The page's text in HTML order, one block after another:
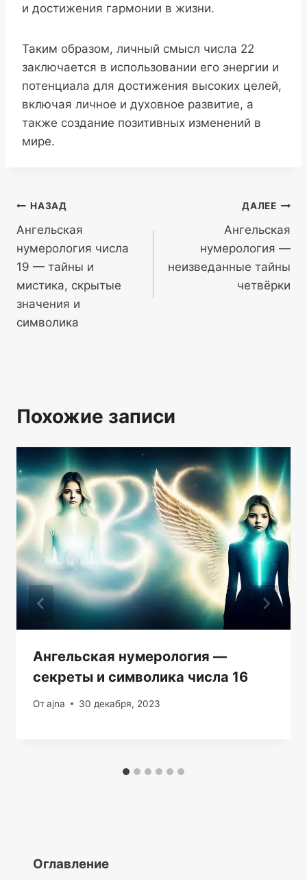
и достижения гармонии в жизни.
Таким образом, личный смысл числа 22
заключается в использовании его энергии и
потенциала для достижения высоких целей,
включая личное и духовное развитие, а
также создание позитивных изменений в
мире.
Навигация
по
записям
НАЗАД
Ангельская
нумерология числа
19 — тайны и
мистика, скрытые
значения и
символика
ДАЛЕЕ
Ангельская
нумерология —
неизведанные тайны
четвёрки
Похожие записи
Ангельская нумерология —
секреты и символика числа 16
Отajna 30 декабря, 2023
Оглавление